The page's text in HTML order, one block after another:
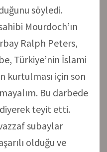
söyledi.
Mourdoch’ın
Ralph Peters,
Türkiye’nin İslami
için son
Bu darbede
teyit etti.
subaylar
olduğu ve